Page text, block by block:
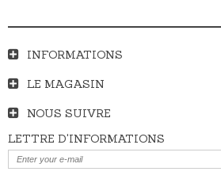
INFORMATIONS
LE MAGASIN
NOUS SUIVRE
LETTRE D'INFORMATIONS